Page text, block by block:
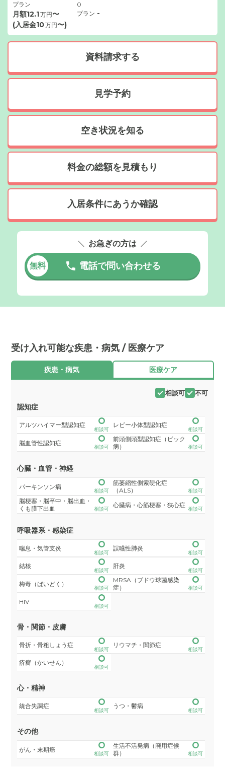
プラン
月額12.1万円〜
(入居金10万円〜)
0
プラン -
資料請求する
見学予約
空き状況を知る
料金の総額を見積もり
入居条件にあうか確認
お急ぎの方は
無料 電話で問い合わせる
受け入れ可能な疾患・病気 / 医療ケア
疾患・病気 医療ケア
相談可 不可
認知症
アルツハイマー型認知症
相談可
レビー小体型認知症
相談可
脳血管性認知症
相談可
前頭側頭型認知症（ピック
病）
相談可
心臓・血管・神経
パーキンソン病
相談可
筋萎縮性側索硬化症
（ALS）
相談可
脳梗塞・脳卒中・脳出血・
くも膜下出血
相談可
心臓病・心筋梗塞・狭心症
相談可
呼吸器系・感染症
喘息・気管支炎
相談可
誤嚥性肺炎
相談可
結核
相談可
肝炎
相談可
梅毒（ばいどく）
相談可
MRSA（ブドウ球菌感染
症）
相談可
HIV
相談可
骨・関節・皮膚
骨折・骨粗しょう症
相談可
リウマチ・関節症
相談可
疥癬（かいせん）
相談可
心・精神
統合失調症
相談可
うつ・鬱病
相談可
その他
がん・末期癌
相談可
生活不活発病（廃用症候
群）
相談可